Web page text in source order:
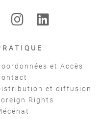
et Accès
et diffusion
Rights